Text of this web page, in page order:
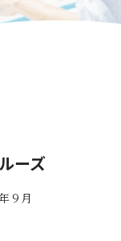
ーズ
９月